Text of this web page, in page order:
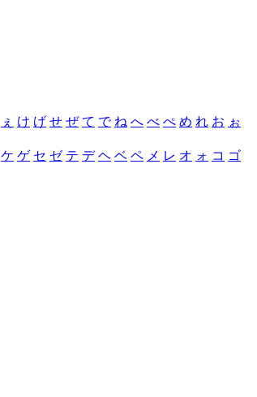
ぇ け げ せ ぜ て で ね へ べ ぺ め れ お ぉ
ケ ゲ セ ゼ テ デ ヘ ベ ペ メ レ オ ォ コ ゴ